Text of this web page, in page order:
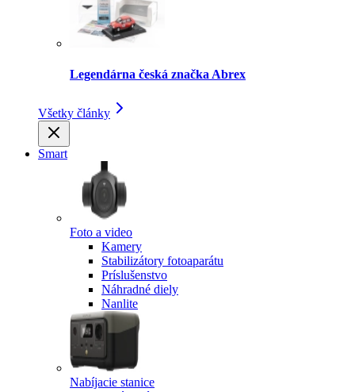
Legendárna česká značka Abrex
Všetky články
Smart
Foto a video
Kamery
Stabilizátory fotoaparátu
Príslušenstvo
Náhradné diely
Nanlite
Nabíjacie stanice